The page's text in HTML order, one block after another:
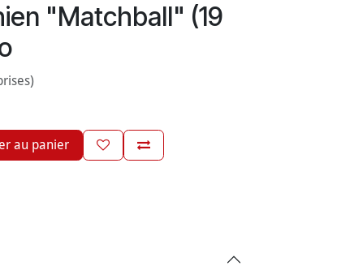
"Matchball" (19
au panier